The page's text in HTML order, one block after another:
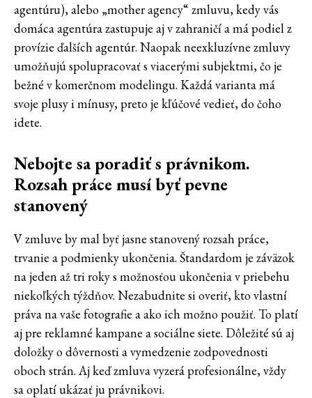
agentúru), alebo „mother agency“ zmluvu, kedy vás
domáca agentúra zastupuje aj v zahraničí a má podiel z
provízie ďalších agentúr. Naopak neexkluzívne zmluvy
umožňujú spolupracovať s viacerými subjektmi, čo je
bežné v komerčnom modelingu. Každá varianta má
svoje plusy i mínusy, preto je kľúčové vedieť, do čoho
idete.
Nebojte sa poradiť s právnikom.
Rozsah práce musí byť pevne
stanovený
V zmluve by mal byť jasne stanovený rozsah práce,
trvanie a podmienky ukončenia. Štandardom je záväzok
na jeden až tri roky s možnosťou ukončenia v priebehu
niekoľkých týždňov. Nezabudnite si overiť, kto vlastní
práva na vaše fotografie a ako ich možno použiť. To platí
aj pre reklamné kampane a sociálne siete. Dôležité sú aj
doložky o dôvernosti a vymedzenie zodpovednosti
oboch strán. Aj keď zmluva vyzerá profesionálne, vždy
sa oplatí ukázať ju právnikovi.